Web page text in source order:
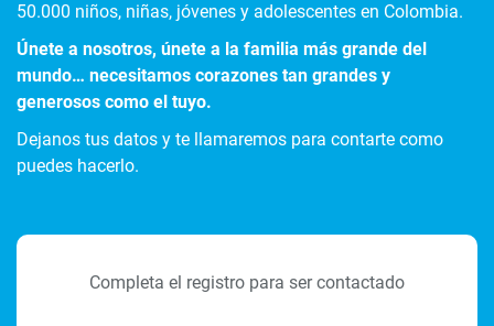
50.000 niños, niñas, jóvenes y adolescentes en Colombia.
Únete a nosotros, únete a la familia más grande del
mundo… necesitamos corazones tan grandes y
generosos como el tuyo.
Dejanos tus datos y te llamaremos para contarte como
puedes hacerlo.
Completa el registro para ser contactado